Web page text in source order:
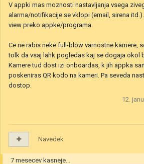
V appki mas moznosti nastavljanja vsega
alarma/notifikacije se vklopi (email, sirena
view preko appke/programa.
Ce ne rabis neke full-blow varnostne kamere,
tolk da vsaj lahk pogledas kaj se dogaja okol
Kamere tud dost izi onboardas, k jih appka
poskeniras QR kodo na kameri. Pa seveda
dostop.
12.
Navedek
7 mesecev kasneje...